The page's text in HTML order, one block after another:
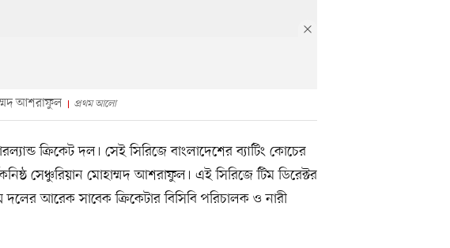
আশরাফুল প্রথম আলো
ক্রিকেট দল। সেই সিরিজে বাংলাদেশের ব্যাটিং কোচের
সেঞ্চুরিয়ান মোহাম্মদ আশরাফুল। এই সিরিজে টিম ডিরেক্টর
দলের আরেক সাবেক ক্রিকেটার বিসিবি পরিচালক ও নারী